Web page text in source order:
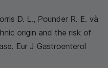
D. L., Pounder R. E. và
origin and the risk of
Eur J Gastroenterol